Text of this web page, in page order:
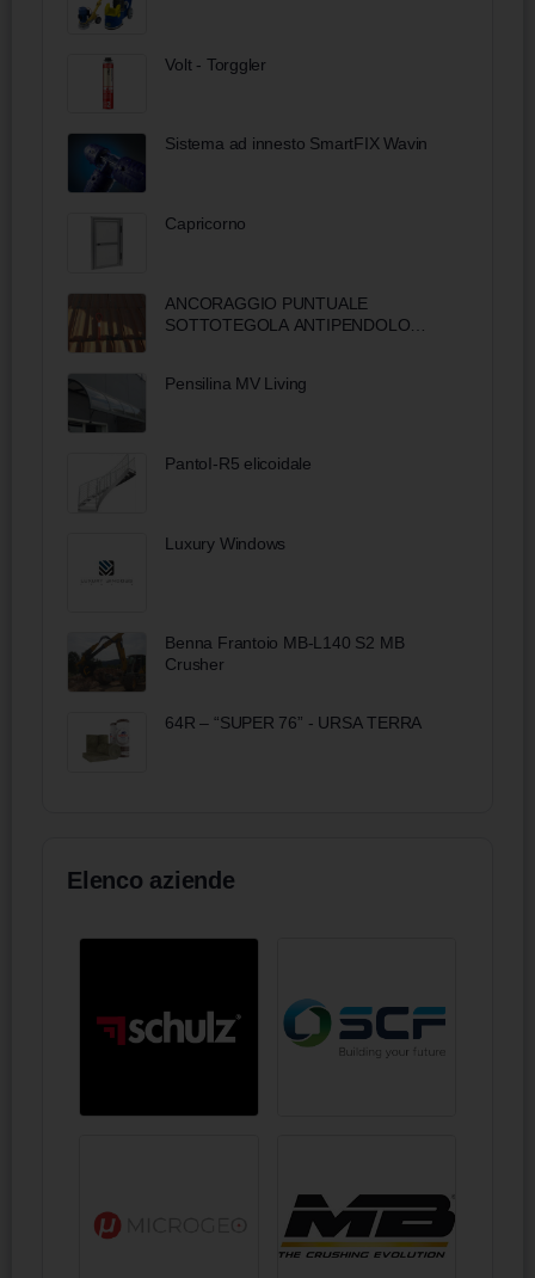
Volt - Torggler
Sistema ad innesto SmartFIX Wavin
Capricorno
ANCORAGGIO PUNTUALE
SOTTOTEGOLA ANTIPENDOLO
Pensilina MV Living
PantoI-R5 elicoidale
Luxury Windows
Benna Frantoio MB-L140 S2 MB
Crusher
64R – “SUPER 76” - URSA TERRA
Elenco aziende